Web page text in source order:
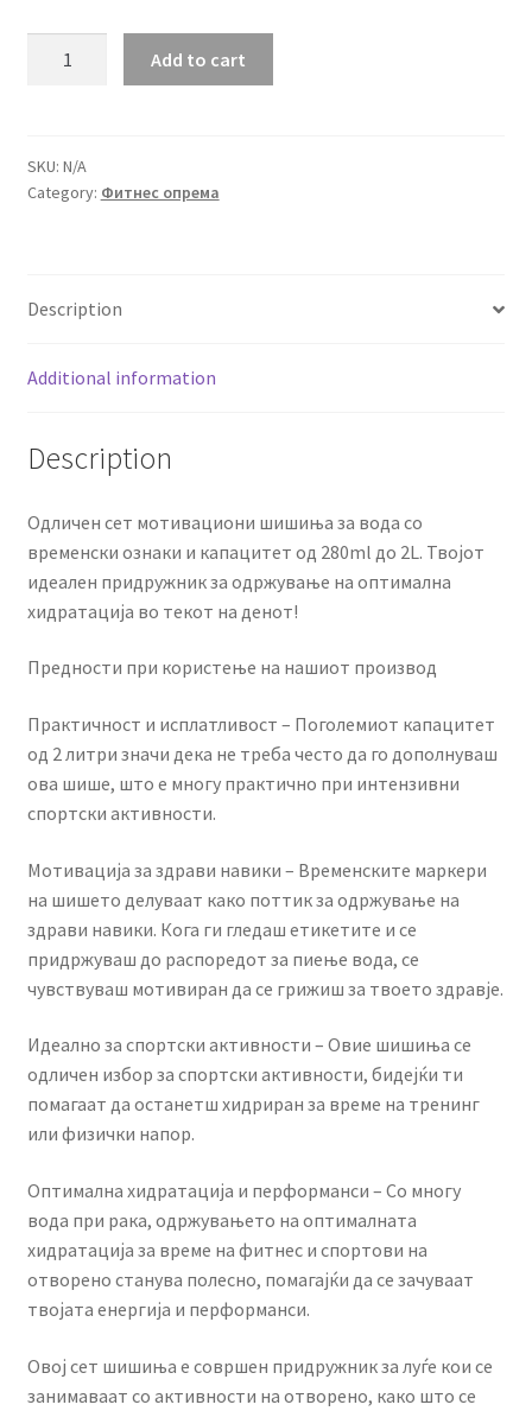
за
вода
quantity
Add to cart
SKU: N/A
Category: Фитнес опрема
Description
Additional information
Description
Одличен сет мотивациони шишиња за вода со
временски ознаки и капацитет од 280ml до 2L. Твојот
идеален придружник за одржување на оптимална
хидратација во текот на денот!
Предности при користење на нашиот производ
Практичност и исплатливост – Поголемиот капацитет
од 2 литри значи дека не треба често да го дополнуваш
ова шише, што е многу практично при интензивни
спортски активности.
Мотивација за здрави навики – Временските маркери
на шишето делуваат како поттик за одржување на
здрави навики. Кога ги гледаш етикетите и се
придржуваш до распоредот за пиење вода, се
чувствуваш мотивиран да се грижиш за твоето здравје.
Идеално за спортски активности – Овие шишиња се
одличен избор за спортски активности, бидејќи ти
помагаат да останетш хидриран за време на тренинг
или физички напор.
Оптимална хидратација и перформанси – Со многу
вода при рака, одржувањето на оптималната
хидратација за време на фитнес и спортови на
отворено станува полесно, помагајќи да се зачуваат
твојата енергија и перформанси.
Овој сет шишиња е совршен придружник за луѓе кои се
занимаваат со активности на отворено, како што се